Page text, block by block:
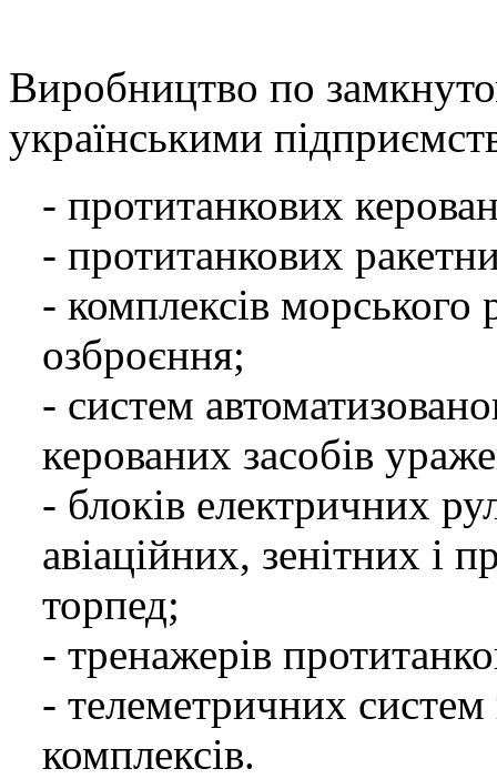
Виробництво по
українськими
- протитанкових
- протитанкових
- комплексів морського
озброєння;
- систем
керованих засобів
- блоків електричних
авіаційних, зенітних і
торпед;
- тренажерів
- телеметричних
комплексів.